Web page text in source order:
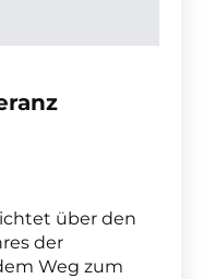
über den
der
Weg zum